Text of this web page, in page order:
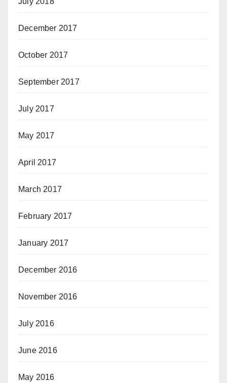
December 2017
October 2017
September 2017
July 2017
May 2017
April 2017
March 2017
February 2017
January 2017
December 2016
November 2016
July 2016
June 2016
May 2016